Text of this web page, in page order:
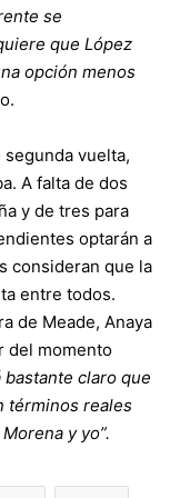
se
que López
opción menos
vuelta,
A falta de dos
y de tres para
optarán a
consideran que la
entre todos.
de Meade, Anaya
del momento
bastante claro que
términos reales
y yo”.